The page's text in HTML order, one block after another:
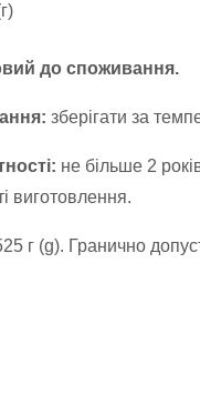
до споживання.
зберігати за
не більше 2
виготовлення.
г (g). Гранично